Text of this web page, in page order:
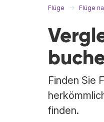
Flüge Flüge
Finden Sie
finden.